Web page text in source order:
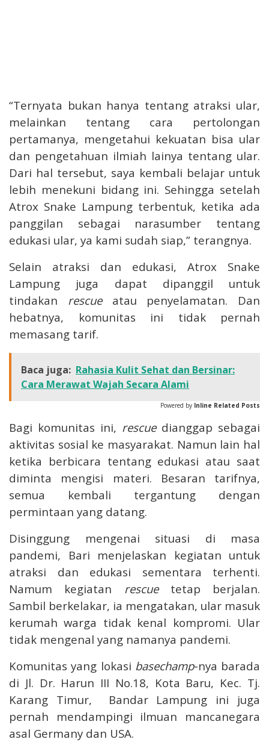
“Ternyata bukan hanya tentang atraksi ular,
melainkan tentang cara pertolongan
pertamanya, mengetahui kekuatan bisa ular
dan pengetahuan ilmiah lainya tentang ular.
Dari hal tersebut, saya kembali belajar untuk
lebih menekuni bidang ini. Sehingga setelah
Atrox Snake Lampung terbentuk, ketika ada
panggilan sebagai narasumber tentang
edukasi ular, ya kami sudah siap,” terangnya.
Selain atraksi dan edukasi, Atrox Snake
Lampung juga dapat dipanggil untuk
tindakan rescueatau penyelamatan. Dan
hebatnya, komunitas ini tidak pernah
memasang tarif.
Baca juga: Rahasia Kulit Sehat dan Bersinar:
Cara Merawat Wajah Secara Alami
Powered by Inline Related Posts
Bagi komunitas ini, rescuedianggap sebagai
aktivitas sosial ke masyarakat. Namun lain hal
ketika berbicara tentang edukasi atau saat
diminta mengisi materi. Besaran tarifnya,
semua kembali tergantung dengan
permintaan yang datang.
Disinggung mengenai situasi di masa
pandemi, Bari menjelaskan kegiatan untuk
atraksi dan edukasi sementara terhenti.
Namum kegiatan rescuetetap berjalan.
Sambil berkelakar, ia mengatakan, ular masuk
kerumah warga tidak kenal kompromi. Ular
tidak mengenal yang namanya pandemi.
Komunitas yang lokasi basechamp-nya barada
di Jl. Dr. Harun III No.18, Kota Baru, Kec. Tj.
Karang Timur, Bandar Lampung ini juga
pernah mendampingi ilmuan mancanegara
asal Germany dan USA.